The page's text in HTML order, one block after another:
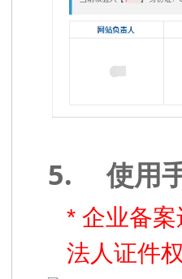
5. 使用
* 企业备
法人证件